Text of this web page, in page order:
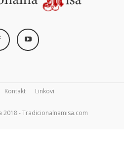
Kontakt Linkovi
2018 - Tradicionalnamisa.com